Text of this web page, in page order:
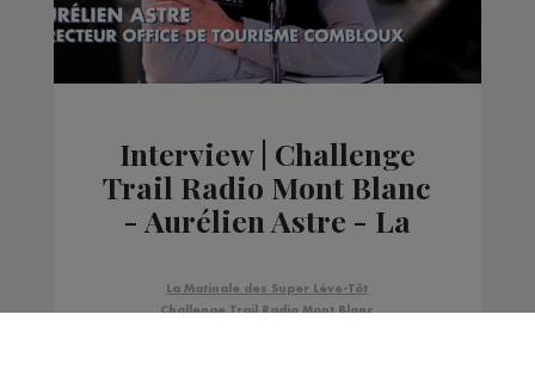
Interview | Challenge
Trail Radio Mont Blanc
- Aurélien Astre - La
La Matinale des Super Lève-Tôt
Challenge Trail Radio Mont Blanc